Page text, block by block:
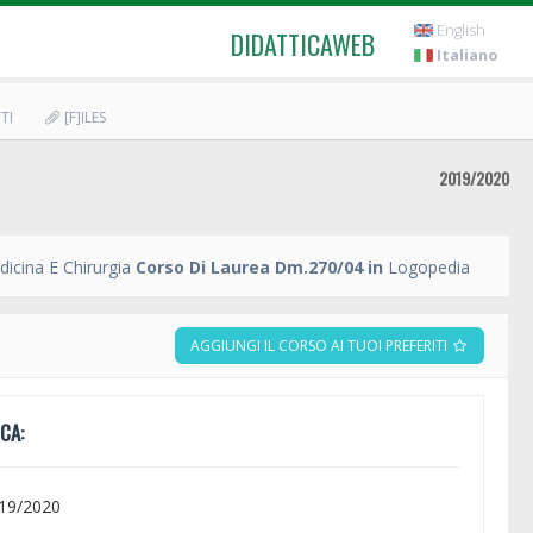
DIDATTICAWEB
English
Italiano
[F]ILES
2019/2020
E Chirurgia Corso Di Laurea Dm.270/04 in Logopedia
AGGIUNGI IL CORSO AI TUOI PREFERITI
2020